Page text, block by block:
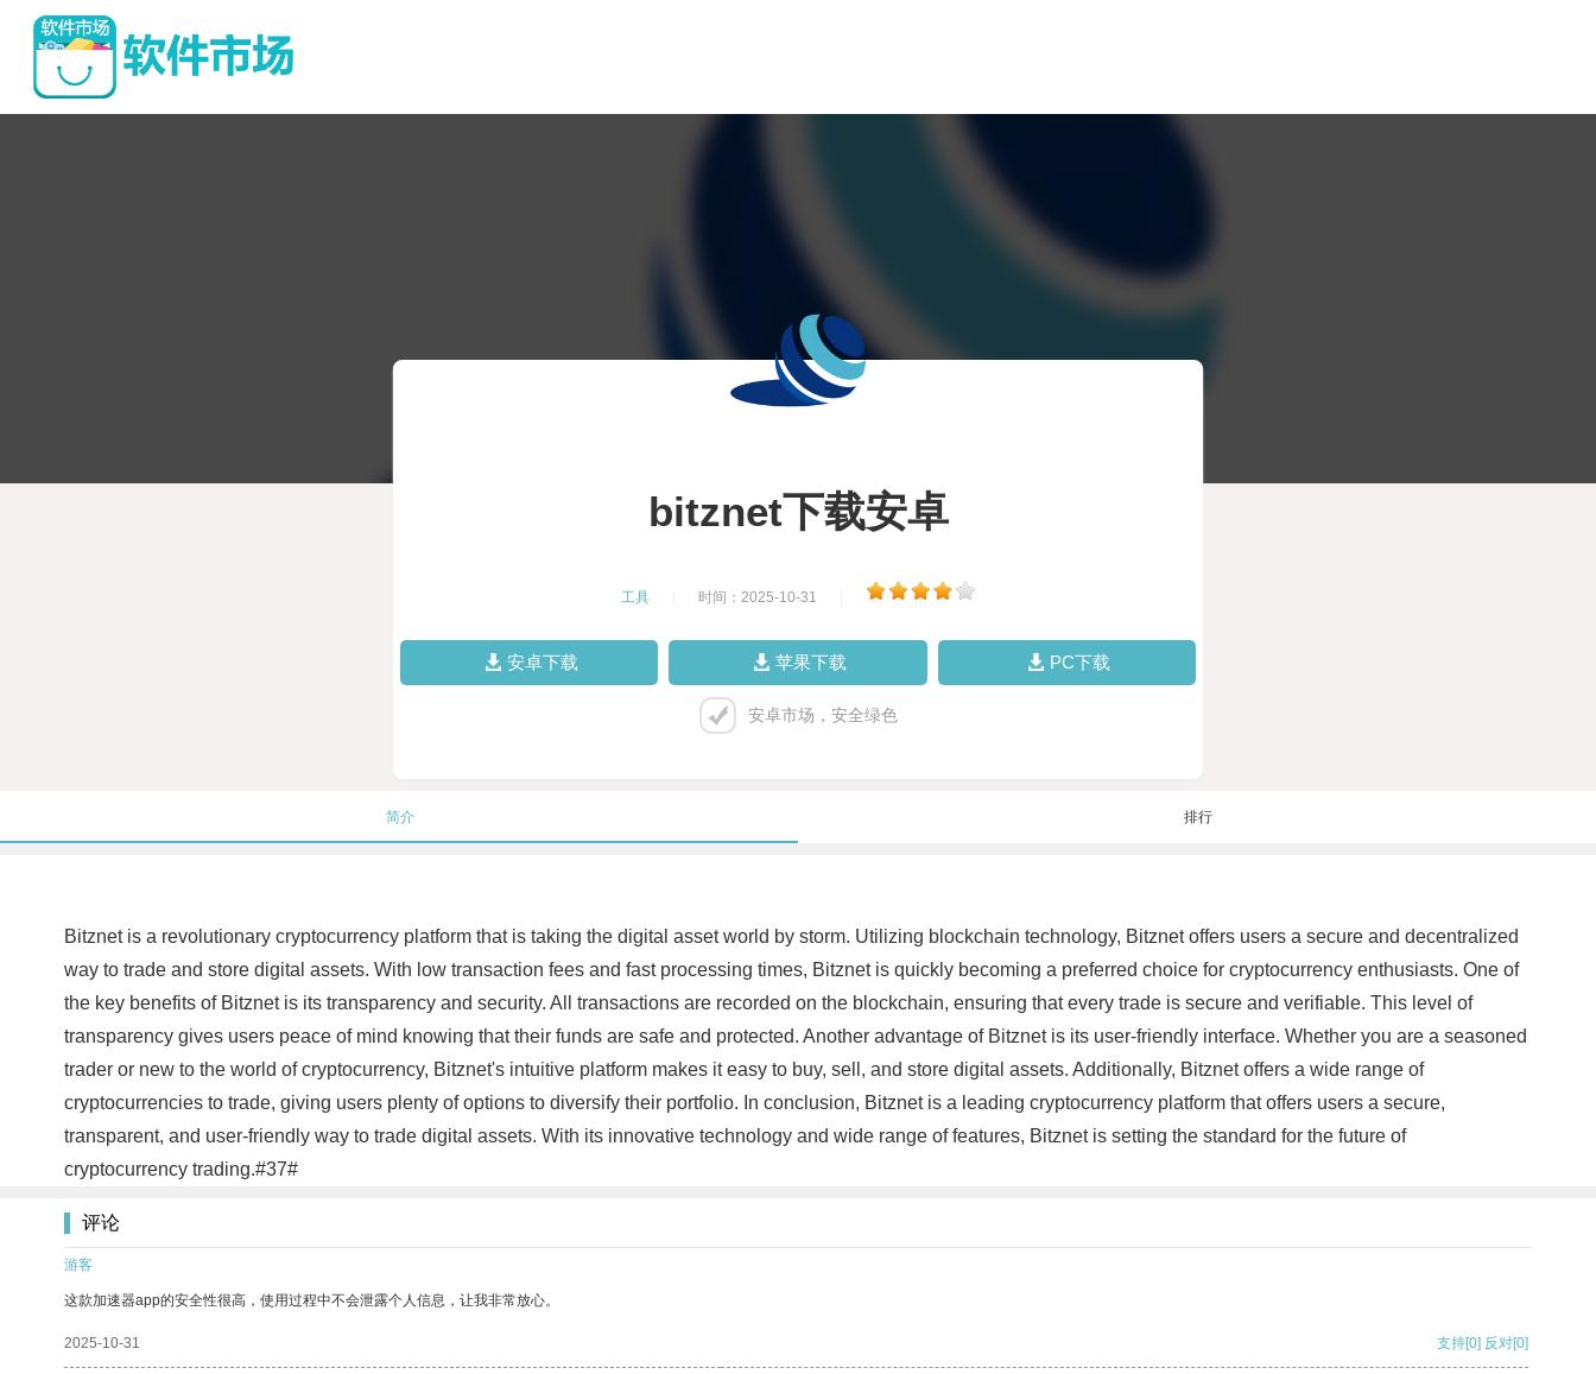
bitznet下载安卓
工具 时间：2025-10-31
安卓下载 苹果下载 PC下载
安卓市场，安全绿色
简介 排行
Bitznet is a revolutionary cryptocurrency platform that is taking the digital asset world by storm. Utilizing blockchain technology, Bitznet offers users a secure and decentralized
way to trade and store digital assets. With low transaction fees and fast processing times, Bitznet is quickly becoming a preferred choice for cryptocurrency enthusiasts. One of
the key benefits of Bitznet is its transparency and security. All transactions are recorded on the blockchain, ensuring that every trade is secure and verifiable. This level of
transparency gives users peace of mind knowing that their funds are safe and protected. Another advantage of Bitznet is its user-friendly interface. Whether you are a seasoned
trader or new to the world of cryptocurrency, Bitznet's intuitive platform makes it easy to buy, sell, and store digital assets. Additionally, Bitznet offers a wide range of
cryptocurrencies to trade, giving users plenty of options to diversify their portfolio. In conclusion, Bitznet is a leading cryptocurrency platform that offers users a secure,
transparent, and user-friendly way to trade digital assets. With its innovative technology and wide range of features, Bitznet is setting the standard for the future of
cryptocurrency trading.#37#
评论
游客
这款加速器app的安全性很高，使用过程中不会泄露个人信息，让我非常放心。
2025-10-31 支持[0] 反对[0]